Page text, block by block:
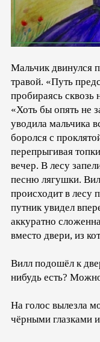
Мальчик двинулся
травой. «Путь
пробираясь
«Хоть бы опять не
уводила мальчика
боролся с
перепрыгивая
вечер. В лесу
песню лягушки.
происходит в лесу
путник увидел
аккуратно
вместо двери, из
Вилл подошёл к
нибудь есть?
На голос вылезла
чёрными глазками